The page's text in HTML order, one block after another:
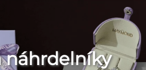
náhrdelníky